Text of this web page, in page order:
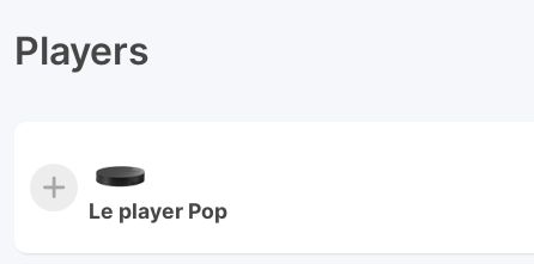
Players
Le player Pop